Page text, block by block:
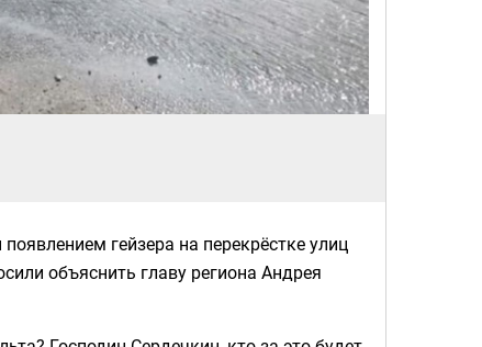
гейзера на перекрёстке улиц
объяснить главу региона Андрея